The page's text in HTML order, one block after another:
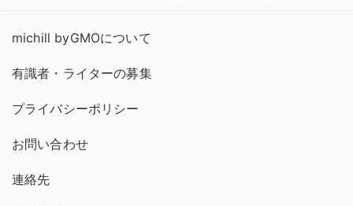
michill byGMOについて
有識者・ライターの募集
プライバシーポリシー
お問い合わせ
連絡先